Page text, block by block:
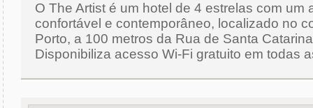
O The Artist é um hotel de 4 estrelas com um
confortável e contemporâneo, localizado no
Porto, a 100 metros da Rua de Santa
Disponibiliza acesso Wi-Fi gratuito em todas